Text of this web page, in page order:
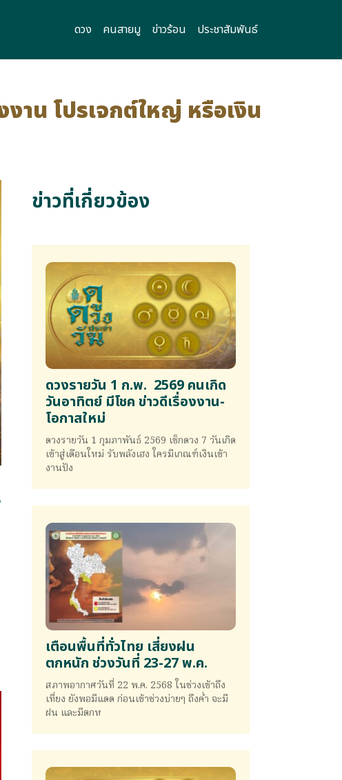
ดวง คนสายมู ข่าวร้อน ประชาสัมพันธ์
าน โปรเจกต์ใหญ่ หรือเงิน
ข่าวที่เกี่ยวข้อง
ดวงรายวัน 1 ก.พ. 2569 คนเกิด
วันอาทิตย์ มีโชค ข่าวดีเรื่องงาน-
โอกาสใหม่
ดวงรายวัน 1 กุมภาพันธ์ 2569 เช็กดวง 7 วันเกิด
เข้าสู่เดือนใหม่ รับพลังเฮง ใครมีเกณฑ์เงินเข้า
งานปัง
เตือนพื้นที่ทั่วไทย เสี่ยงฝน
ตกหนัก ช่วงวันที่ 23-27 พ.ค.
สภาพอากาศวันที่ 22 พ.ค. 2568 ในช่วงเช้าถึง
เที่ยง ยังพอมีแดด ก่อนเข้าช่วงบ่ายๆ ถึงค่ำ จะมี
ฝน และมีตกห